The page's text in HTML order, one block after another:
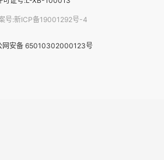
号:新ICP备19001292号-4
网安备 65010302000123号